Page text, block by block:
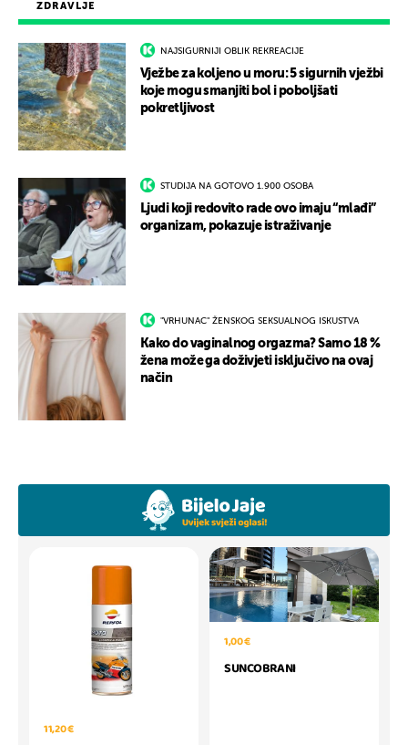
ZDRAVLJE
NAJSIGURNIJI OBLIK REKREACIJE
Vježbe za koljeno u moru: 5 sigurnih vježbi
koje mogu smanjiti bol i poboljšati
pokretljivost
STUDIJA NA GOTOVO 1.900 OSOBA
Ljudi koji redovito rade ovo imaju “mlađi”
organizam, pokazuje istraživanje
"VRHUNAC" ŽENSKOG SEKSUALNOG ISKUSTVA
Kako do vaginalnog orgazma? Samo 18 %
žena može ga doživjeti isključivo na ovaj
način
11,20 €
1,00 €
SUNCOBRANI